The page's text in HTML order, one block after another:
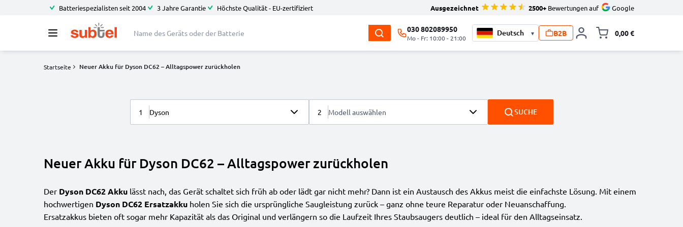
Batteriespezialisten seit 2004 3 Jahre Garantie Höchste Qualität - EU-zertifiziert Ausgezeichnet 2500+ Bewertungen auf Google
030 802089950
Mo - Fr: 10:00 - 21:00
▾ B2B 0,00 €
Startseite Neuer Akku für Dyson DC62 – Alltagspower zurückholen
1 Dyson 2 Modell auswählen SUCHE
Neuer Akku für Dyson DC62 – Alltagspower zurückholen
Der Dyson DC62 Akku lässt nach, das Gerät schaltet sich früh ab oder lädt gar nicht mehr? Dann ist ein Austausch des Akkus meist die einfachste Lösung. Mit einem
hochwertigen Dyson DC62 Ersatzakku holen Sie sich die ursprüngliche Saugleistung zurück – ganz ohne teure Reparatur oder Neuanschaffung.
Ersatzakkus bieten oft sogar mehr Kapazität als das Original und verlängern so die Laufzeit Ihres Staubsaugers deutlich – ideal für den Alltagseinsatz.